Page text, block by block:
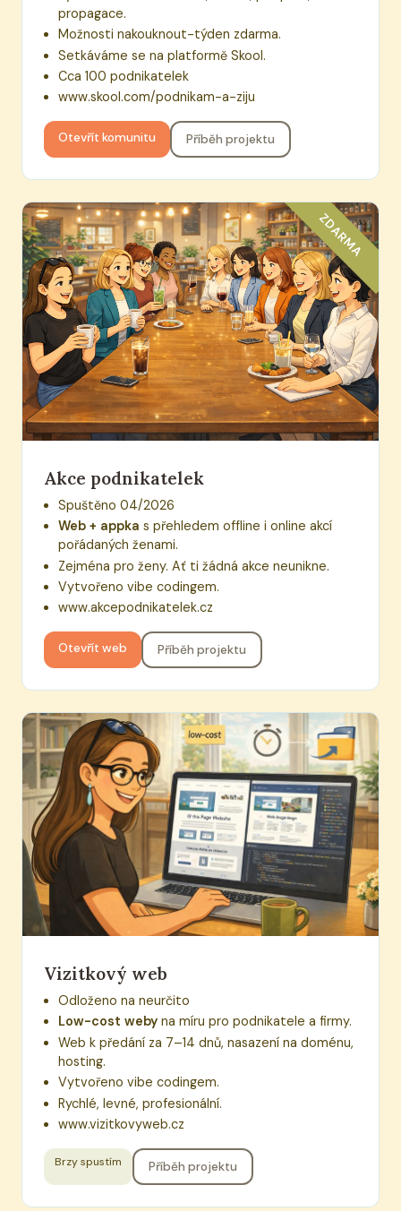
propagace.
Možnosti nakouknout-týden zdarma.
Setkáváme se na platformě Skool.
Cca 100 podnikatelek
www.skool.com/podnikam-a-ziju
Otevřít komunitu Příběh projektu
ZDARMA
Akce podnikatelek
Spuštěno 04/2026
Web + appka s přehledem offline i online akcí
pořádaných ženami.
Zejména pro ženy. Ať ti žádná akce neunikne.
Vytvořeno vibe codingem.
www.akcepodnikatelek.cz
Otevřít web Příběh projektu
Vizitkový web
Odloženo na neurčito
Low-cost weby na míru pro podnikatele a firmy.
Web k předání za 7–14 dnů, nasazení na doménu,
hosting.
Vytvořeno vibe codingem.
Rychlé, levné, profesionální.
www.vizitkovyweb.cz
Brzy spustím Příběh projektu